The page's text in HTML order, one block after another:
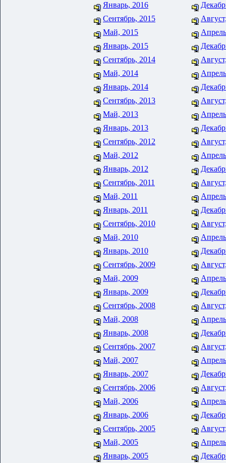
Январь, 2016
Сентябрь, 2015
Май, 2015
Январь, 2015
Сентябрь, 2014
Май, 2014
Январь, 2014
Сентябрь, 2013
Май, 2013
Январь, 2013
Сентябрь, 2012
Май, 2012
Январь, 2012
Сентябрь, 2011
Май, 2011
Январь, 2011
Сентябрь, 2010
Май, 2010
Январь, 2010
Сентябрь, 2009
Май, 2009
Январь, 2009
Сентябрь, 2008
Май, 2008
Январь, 2008
Сентябрь, 2007
Май, 2007
Январь, 2007
Сентябрь, 2006
Май, 2006
Январь, 2006
Сентябрь, 2005
Май, 2005
Январь, 2005